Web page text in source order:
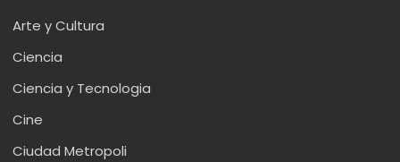
Arte y Cultura
Ciencia
Ciencia y Tecnologia
Cine
Ciudad Metropoli